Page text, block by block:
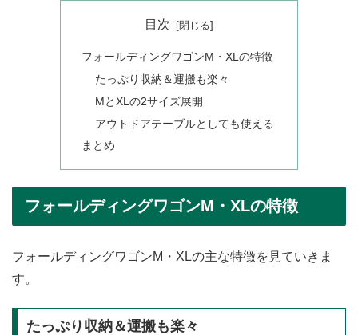
目次
フォールディングワゴンM・XLの特徴
たっぷり収納＆運搬も楽々
MとXLの2サイズ展開
アウトドアテーブルとしても使える
まとめ
フォールディングワゴンM・XLの特徴
フォールディングワゴンM・XLの主な特徴を見ていきま
す。
たっぷり収納＆運搬も楽々